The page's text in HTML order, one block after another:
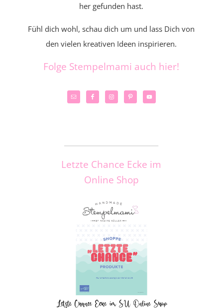
her gefunden hast.
Fühl dich wohl, schau dich um und lass Dich von
den vielen kreativen Ideen inspirieren.
Folge Stempelmami auch hier!
Letzte Chance Ecke im
Online Shop